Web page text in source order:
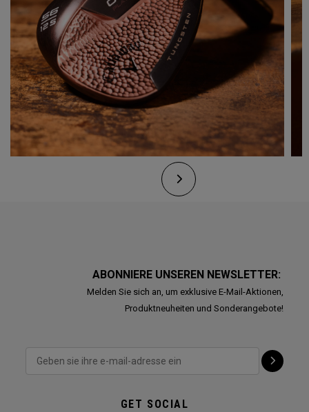
ABONNIERE UNSEREN NEWSLETTER:
Melden Sie sich an, um exklusive E-Mail-Aktionen,
Produktneuheiten und Sonderangebote!
GET SOCIAL